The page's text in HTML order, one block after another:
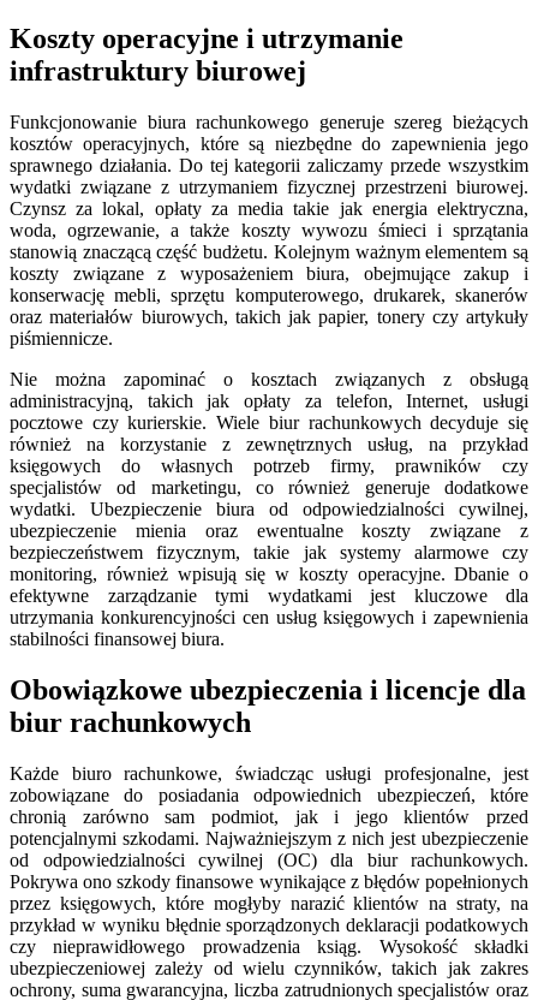
Koszty operacyjne i utrzymanie
infrastruktury biurowej
Funkcjonowanie biura rachunkowego generuje szereg bieżących
kosztów operacyjnych, które są niezbędne do zapewnienia jego
sprawnego działania. Do tej kategorii zaliczamy przede wszystkim
wydatki związane z utrzymaniem fizycznej przestrzeni biurowej.
Czynsz za lokal, opłaty za media takie jak energia elektryczna,
woda, ogrzewanie, a także koszty wywozu śmieci i sprzątania
stanowią znaczącą część budżetu. Kolejnym ważnym elementem są
koszty związane z wyposażeniem biura, obejmujące zakup i
konserwację mebli, sprzętu komputerowego, drukarek, skanerów
oraz materiałów biurowych, takich jak papier, tonery czy artykuły
piśmiennicze.
Nie można zapominać o kosztach związanych z obsługą
administracyjną, takich jak opłaty za telefon, Internet, usługi
pocztowe czy kurierskie. Wiele biur rachunkowych decyduje się
również na korzystanie z zewnętrznych usług, na przykład
księgowych do własnych potrzeb firmy, prawników czy
specjalistów od marketingu, co również generuje dodatkowe
wydatki. Ubezpieczenie biura od odpowiedzialności cywilnej,
ubezpieczenie mienia oraz ewentualne koszty związane z
bezpieczeństwem fizycznym, takie jak systemy alarmowe czy
monitoring, również wpisują się w koszty operacyjne. Dbanie o
efektywne zarządzanie tymi wydatkami jest kluczowe dla
utrzymania konkurencyjności cen usług księgowych i zapewnienia
stabilności finansowej biura.
Obowiązkowe ubezpieczenia i licencje dla
biur rachunkowych
Każde biuro rachunkowe, świadcząc usługi profesjonalne, jest
zobowiązane do posiadania odpowiednich ubezpieczeń, które
chronią zarówno sam podmiot, jak i jego klientów przed
potencjalnymi szkodami. Najważniejszym z nich jest ubezpieczenie
od odpowiedzialności cywilnej (OC) dla biur rachunkowych.
Pokrywa ono szkody finansowe wynikające z błędów popełnionych
przez księgowych, które mogłyby narazić klientów na straty, na
przykład w wyniku błędnie sporządzonych deklaracji podatkowych
czy nieprawidłowego prowadzenia ksiąg. Wysokość składki
ubezpieczeniowej zależy od wielu czynników, takich jak zakres
ochrony, suma gwarancyjna, liczba zatrudnionych specjalistów oraz